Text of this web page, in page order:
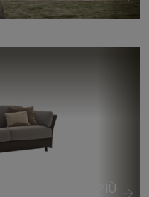
VEDI DI PIÙ